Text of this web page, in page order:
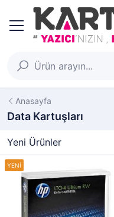
Anasayfa
Data Kartuşları
Yeni Ürünler